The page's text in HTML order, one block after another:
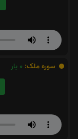
سوره ملک: 0 بار